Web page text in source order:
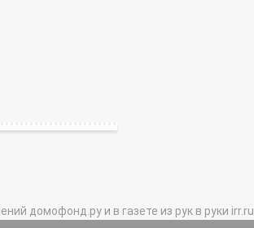
домофонд.ру и в газете из рук в руки irr.ru